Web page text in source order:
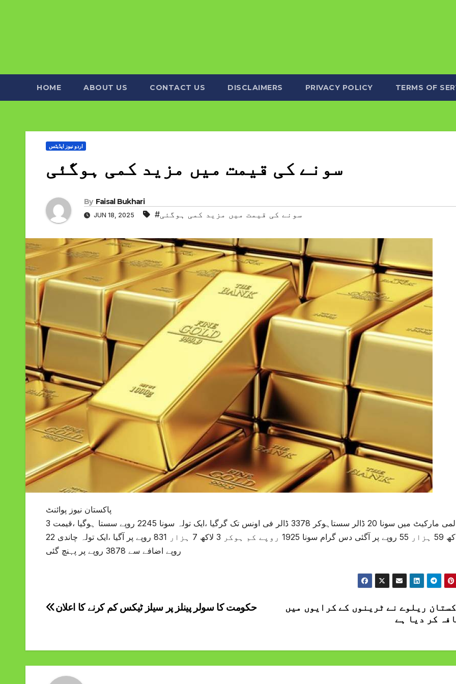
HOME ABOUT US CONTACT US DISCLAIMERS PRIVACY POLICY TERMS OF
اردو نیوز اپڈیٹس
سونے کی قیمت میں مزید کمی ہوگئی
By Faisal Bukhari
JUN 18, 2025 #سونے کی قیمت میں مزید کمی ہوگئی
پاکستان نیوز پوائنٹ
عالمی مارکیٹ میں سونا 20 ڈالر سستاہوکر 3378 ڈالر فی اونس تک گرگیا ،ایک تولہ سونا 2245 روپے سستا ہوگیا ،قیمت 3
لاکھ 59 ہزار 55 روپے پر آگئی دس گرام سونا 1925 روپے کم ہوکر 3 لاکھ 7 ہزار 831 روپے پر آگیا ،ایک تولہ چاندی 22
روپے اضافے سے 3878 روپے پر پہنچ گئی
Post
ریلوے نے ٹرینوں کے کرایوں میں
کر دیا ہے
حکومت کا سولر پینلز پر سیلز ٹیکس کم کرنے کا اعلان